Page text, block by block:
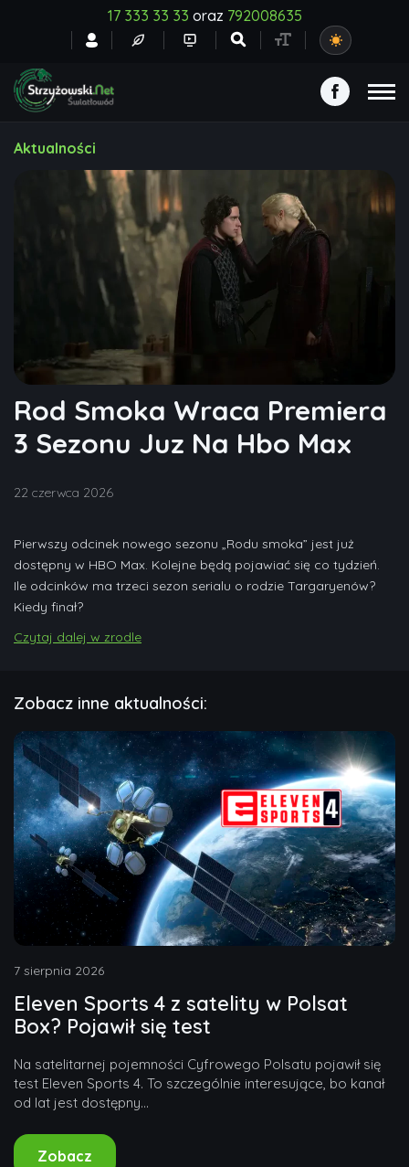
17 333 33 33 oraz 792008635
Aktualności
Rod Smoka Wraca Premiera
3 Sezonu Juz Na Hbo Max
22 czerwca 2026
Pierwszy odcinek nowego sezonu „Rodu smoka” jest już
dostępny w HBO Max. Kolejne będą pojawiać się co tydzień.
Ile odcinków ma trzeci sezon serialu o rodzie Targaryenów?
Kiedy finał?
Czytaj dalej w zrodle
Zobacz inne aktualności:
7 sierpnia 2026
Eleven Sports 4 z satelity w Polsat
Box? Pojawił się test
Na satelitarnej pojemności Cyfrowego Polsatu pojawił się
test Eleven Sports 4. To szczególnie interesujące, bo kanał
od lat jest dostępny...
Zobacz